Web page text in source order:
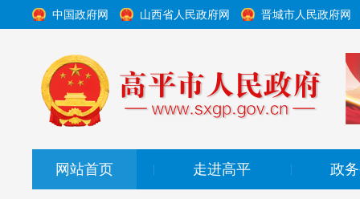
中国政府网 山西省人民政府网 晋城市人民政府网
网站首页 走进高平 政